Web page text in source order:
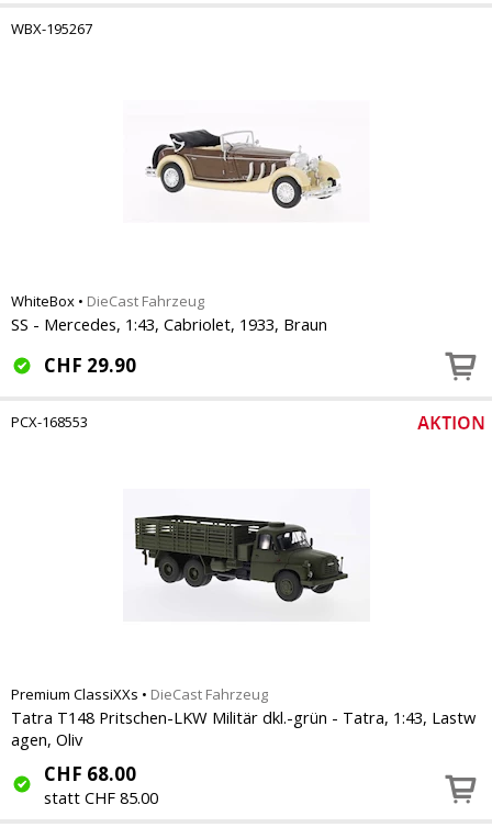
WBX-195267
WhiteBox • DieCast Fahrzeug
SS - Mercedes, 1:43, Cabriolet, 1933, Braun
CHF 29.90
PCX-168553
Premium ClassiXXs • DieCast Fahrzeug
Tatra T148 Pritschen-LKW Militär dkl.-grün - Tatra, 1:43, Lastw
agen, Oliv
CHF 68.00
statt CHF 85.00